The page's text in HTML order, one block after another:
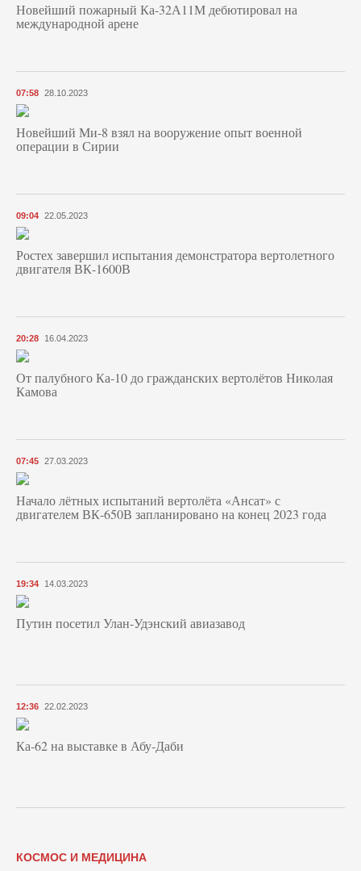
Новейший пожарный Ка-32А11М дебютировал на
международной арене
07:58 28.10.2023
Новейший Ми-8 взял на вооружение опыт военной
операции в Сирии
09:04 22.05.2023
Ростех завершил испытания демонстратора вертолетного
двигателя ВК-1600В
20:28 16.04.2023
От палубного Ка-10 до гражданских вертолётов Николая
Камова
07:45 27.03.2023
Начало лётных испытаний вертолёта «Ансат» с
двигателем ВК-650В запланировано на конец 2023 года
19:34 14.03.2023
Путин посетил Улан-Удэнский авиазавод
12:36 22.02.2023
Ка-62 на выставке в Абу-Даби
КОСМОС И МЕДИЦИНА